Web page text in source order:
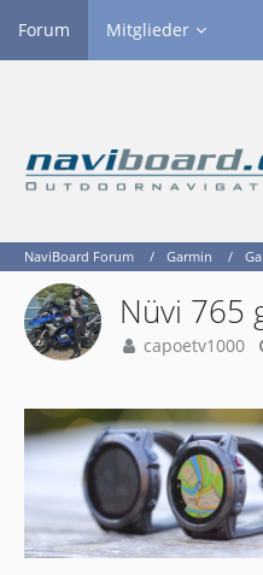
Forum Mitglieder
NaviBoard Forum Garmin
Nüvi 765
capoetv1000